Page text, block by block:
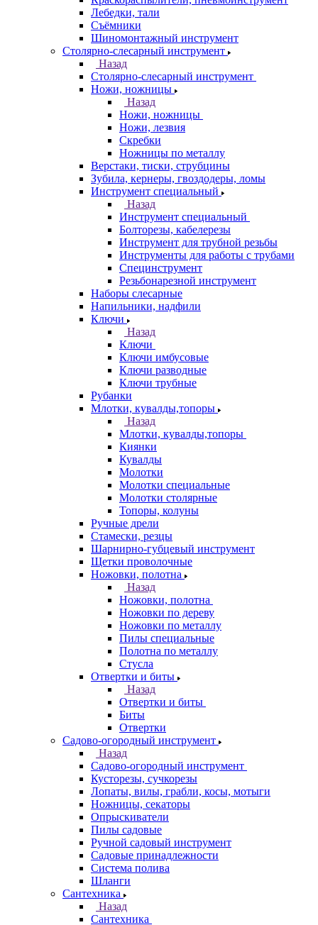
Лебедки, тали
Съёмники
Шиномонтажный инструмент
Столярно-слесарный инструмент
Назад
Столярно-слесарный инструмент
Ножи, ножницы
Назад
Ножи, ножницы
Ножи, лезвия
Скребки
Ножницы по металлу
Верстаки, тиски, струбцины
Зубила, кернеры, гвоздодеры, ломы
Инструмент специальный
Назад
Инструмент специальный
Болторезы, кабелерезы
Инструмент для трубной резьбы
Инструменты для работы с трубами
Специнструмент
Резьбонарезной инструмент
Наборы слесарные
Напильники, надфили
Ключи
Назад
Ключи
Ключи имбусовые
Ключи разводные
Ключи трубные
Рубанки
Млотки, кувалды,топоры
Назад
Млотки, кувалды,топоры
Киянки
Кувалды
Молотки
Молотки специальные
Молотки столярные
Топоры, колуны
Ручные дрели
Стамески, резцы
Шарнирно-губцевый инструмент
Щетки проволочные
Ножовки, полотна
Назад
Ножовки, полотна
Ножовки по дереву
Ножовки по металлу
Пилы специальные
Полотна по металлу
Стусла
Отвертки и биты
Назад
Отвертки и биты
Биты
Отвертки
Садово-огородный инструмент
Назад
Садово-огородный инструмент
Кусторезы, сучкорезы
Лопаты, вилы, грабли, косы, мотыги
Ножницы, секаторы
Опрыскиватели
Пилы садовые
Ручной садовый инструмент
Садовые принадлежности
Система полива
Шланги
Сантехника
Назад
Сантехника